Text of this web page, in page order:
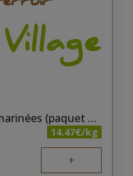
Brochettes de poulet non marinées (paquet de 2 pièces) - Boucherie ABC
14.47€/kg
+